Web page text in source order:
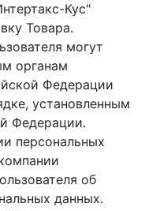
Кус"
Товара.
могут
органам
Федерации
установленным
Федерации.
персональных
об
данных.